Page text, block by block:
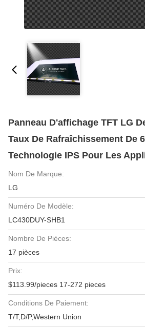
Panneau D'affichage TFT LG
Taux De Rafraîchissement De
Technologie IPS Pour Les
Nom De Marque:
LG
Numéro De Modèle:
LC430DUY-SHB1
Nombre De Pièces:
17 pièces
Prix:
$113.99/pieces 17-272 pieces
Conditions De Paiement:
T/T,D/P,Western Union